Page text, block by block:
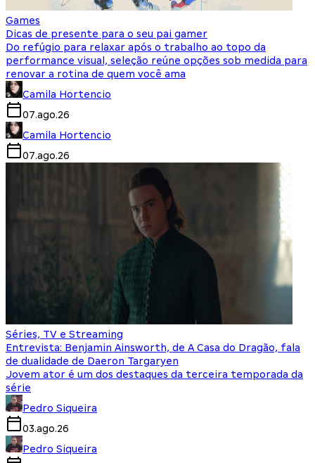
Games
Dicas de presente para o seu pai gamer
Do refúgio para relaxar após o trabalho ao topo da
performance visual, seleção reúne opções sob medida para
renovar a rotina de quem você ama
Camila Hortencio
07.ago.26
Camila Hortencio
07.ago.26
Séries, TV e Streaming
Entrevista: Benjamin Ainsworth, de A Casa do Dragão, fala
de dualidade de Daeron Targaryen
Jovem ator é um dos destaques da terceira temporada da
série
Pedro Siqueira
03.ago.26
Pedro Siqueira